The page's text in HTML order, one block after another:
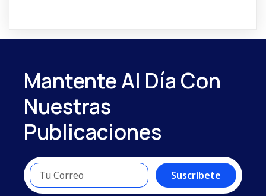
Mantente Al Día Con
Nuestras
Publicaciones
Suscríbete